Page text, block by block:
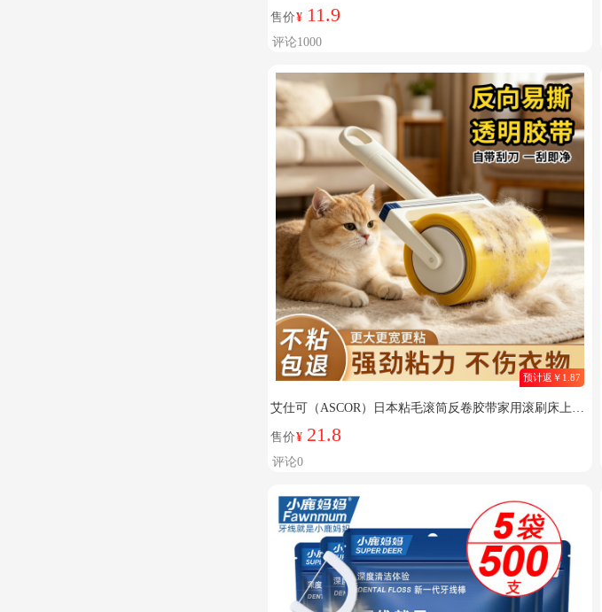
和亲肤不伤手 【茶树除菌】女士内衣皂100g*4块
售价¥ 11.9
评论1000
预计返￥1.87
艾仕可（ASCOR）日本粘毛滚筒反卷胶带家用滚刷床上衣
服头发碎屑清理反向粘毛神器 养宠必备【6厘米宽30米
售价¥ 21.8
评论0